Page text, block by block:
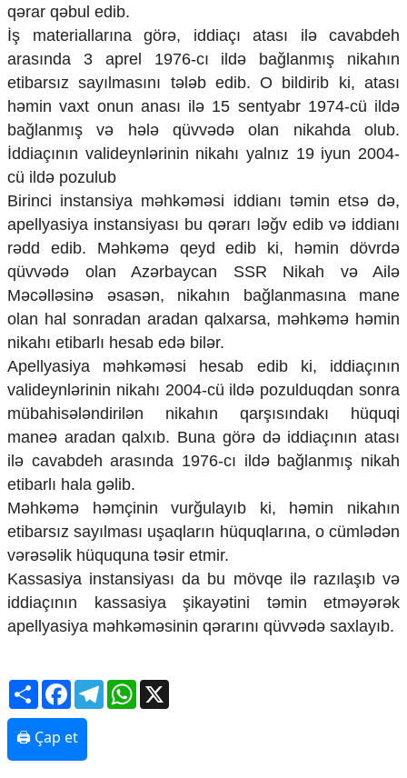
Mədəniyyət
Diaspor
Yüksəliş hekayəsi
Mədəniyyətimizin Zəfəri
Zəfər Diasporu
Səhiyyə
Ailə və uşaq
Turizm
İqtisadiyyat
İqtisadi xəbərlər
Energetika
Neft-qaz
Əmək və sosial siyasət
Kənd təsərrüfatı
Hərbi sənaye
Telekommunikasiya və nəqliyyat
COP29
Cəmiyyət
Crossmedia.az - 1 yaş
Siyasət
Məhkəmə və hüquq
Ekologiya
Zəfər - 5
Gənclər və İdman
Media və QHT
Hadisə
Sağlamlıq
Sosium
Mənəvi dəyərlər
Əlaqə
Missiyamız
qərar qəbul edib.
İş materiallarına görə, iddiaçı atası ilə cavabdeh
arasında 3 aprel 1976-cı ildə bağlanmış nikahın
etibarsız sayılmasını tələb edib. O bildirib ki, atası
həmin vaxt onun anası ilə 15 sentyabr 1974-cü ildə
bağlanmış və hələ qüvvədə olan nikahda olub.
İddiaçının valideynlərinin nikahı yalnız 19 iyun 2004-
cü ildə pozulub
Birinci instansiya məhkəməsi iddianı təmin etsə də,
apellyasiya instansiyası bu qərarı ləğv edib və iddianı
rədd edib. Məhkəmə qeyd edib ki, həmin dövrdə
qüvvədə olan Azərbaycan SSR Nikah və Ailə
Məcəlləsinə əsasən, nikahın bağlanmasına mane
olan hal sonradan aradan qalxarsa, məhkəmə həmin
nikahı etibarlı hesab edə bilər.
Apellyasiya məhkəməsi hesab edib ki, iddiaçının
valideynlərinin nikahı 2004-cü ildə pozulduqdan sonra
mübahisələndirilən nikahın qarşısındakı hüquqi
maneə aradan qalxıb. Buna görə də iddiaçının atası
ilə cavabdeh arasında 1976-cı ildə bağlanmış nikah
etibarlı hala gəlib.
Məhkəmə həmçinin vurğulayıb ki, həmin nikahın
etibarsız sayılması uşaqların hüquqlarına, o cümlədən
vərəsəlik hüququna təsir etmir.
Kassasiya instansiyası da bu mövqe ilə razılaşıb və
iddiaçının kassasiya şikayətini təmin etməyərək
apellyasiya məhkəməsinin qərarını qüvvədə saxlayıb.
ShareFacebookTelegramWhatsApp
🖨 Çap et